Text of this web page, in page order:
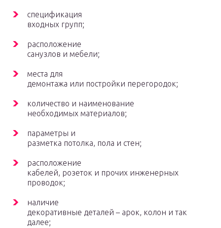
спецификация
входных групп;
расположение
санузлов и мебели;
места для
демонтажа или постройки перегородок;
количество и наименование
необходимых материалов;
параметры и
разметка потолка, пола и стен;
расположение
кабелей, розеток и прочих инженерных
проводок;
наличие
декоративные деталей – арок, колон и так
далее;